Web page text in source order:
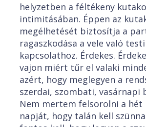
helyzetben a féltékeny
intimitásában. Éppen az
megélhetését biztosítja a
ragaszkodása a vele való testi
kapcsolathoz. Érdekes.
vajon miért tűr el valaki
azért, hogy meglegyen a
szerdai, szombati, vasárnapi
Nem mertem felsorolni a hét
napját, hogy talán kell